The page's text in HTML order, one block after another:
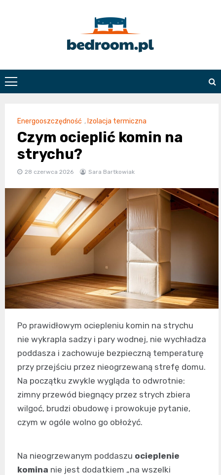
Bedroom.pl
Energooszczędność , Izolacja termiczna
Czym ocieplić komin na
strychu?
28 czerwca 2026 Sara Bartkowiak
Po prawidłowym ociepleniu komin na strychu
nie wykrapla sadzy i pary wodnej, nie wychładza
poddasza i zachowuje bezpieczną temperaturę
przy przejściu przez nieogrzewaną strefę domu.
Na początku zwykle wygląda to odwrotnie:
zimny przewód biegnący przez strych zbiera
wilgoć, brudzi obudowę i prowokuje pytanie,
czym w ogóle wolno go obłożyć.
Na nieogrzewanym poddaszu ocieplenie
komina nie jest dodatkiem „na wszelki